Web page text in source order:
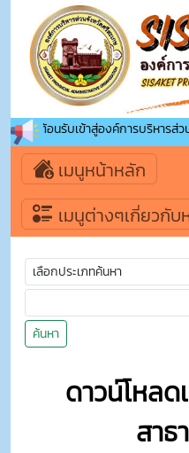
ยินดีต้อนรับเข้าสู่องค์การบริหารส่ว
เมนูหน้าหลัก
เมนูต่างๆเกี่ยวกับ
ค้นหา
ดาวน์โหล
สา